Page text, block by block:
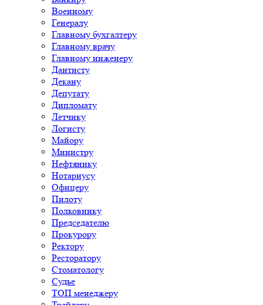
Военному
Генералу
Главному бухгалтеру
Главному врачу
Главному инженеру
Дантисту
Декану
Депутату
Дипломату
Летчику
Логисту
Майору
Министру
Нефтянику
Нотариусу
Офицеру
Пилоту
Полковнику
Председателю
Прокурору
Ректору
Ресторатору
Стоматологу
Судье
ТОП менеджеру